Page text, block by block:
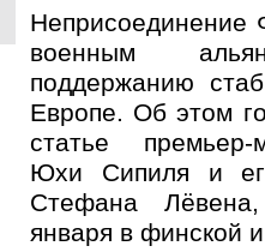
Неприсоединение
военным
поддержанию
Европе. Об этом
статье
Юхи Сипиля и
Стефана
января в финской